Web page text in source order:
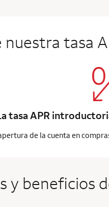
tasa
tasa APR
de la cuenta en
y beneficios